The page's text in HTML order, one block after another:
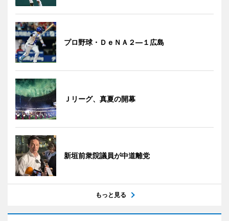
プロ野球・ＤｅＮＡ２―１広島
Ｊリーグ、真夏の開幕
新垣前衆院議員が中道離党
もっと見る